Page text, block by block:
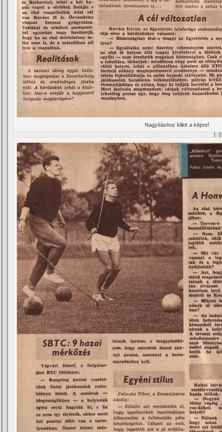
Nagyí­táshoz klikk a képre!